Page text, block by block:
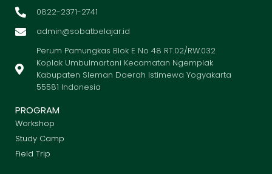
0822-2371-2741
admin@sobatbelajar.id
Perum Pamungkas Blok E No 48 RT.02/RW.032
Koplak Umbulmartani Kecamatan Ngemplak
Kabupaten Sleman Daerah Istimewa Yogyakarta
55581 Indonesia
PROGRAM
Workshop
Study Camp
Field Trip